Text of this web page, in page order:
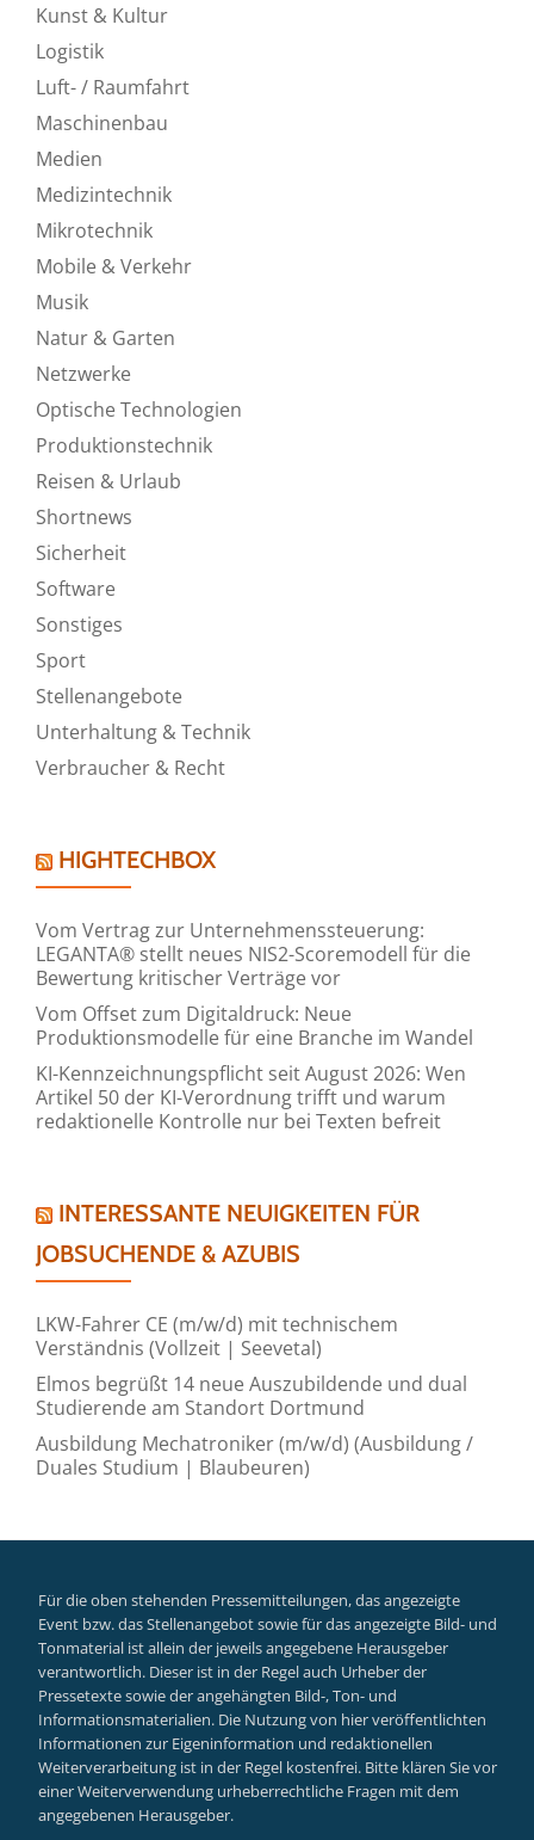
Kunst & Kultur
Logistik
Luft- / Raumfahrt
Maschinenbau
Medien
Medizintechnik
Mikrotechnik
Mobile & Verkehr
Musik
Natur & Garten
Netzwerke
Optische Technologien
Produktionstechnik
Reisen & Urlaub
Shortnews
Sicherheit
Software
Sonstiges
Sport
Stellenangebote
Unterhaltung & Technik
Verbraucher & Recht
HIGHTECHBOX
Vom Vertrag zur Unternehmenssteuerung:
LEGANTA® stellt neues NIS2-Scoremodell für die
Bewertung kritischer Verträge vor
Vom Offset zum Digitaldruck: Neue
Produktionsmodelle für eine Branche im Wandel
KI-Kennzeichnungspflicht seit August 2026: Wen
Artikel 50 der KI-Verordnung trifft und warum
redaktionelle Kontrolle nur bei Texten befreit
INTERESSANTE NEUIGKEITEN FÜR
JOBSUCHENDE & AZUBIS
LKW-Fahrer CE (m/w/d) mit technischem
Verständnis (Vollzeit | Seevetal)
Elmos begrüßt 14 neue Auszubildende und dual
Studierende am Standort Dortmund
Ausbildung Mechatroniker (m/w/d) (Ausbildung /
Duales Studium | Blaubeuren)
Für die oben stehenden Pressemitteilungen, das angezeigte
Event bzw. das Stellenangebot sowie für das angezeigte Bild- und
Tonmaterial ist allein der jeweils angegebene Herausgeber
verantwortlich. Dieser ist in der Regel auch Urheber der
Pressetexte sowie der angehängten Bild-, Ton- und
Informationsmaterialien. Die Nutzung von hier veröffentlichten
Informationen zur Eigeninformation und redaktionellen
Weiterverarbeitung ist in der Regel kostenfrei. Bitte klären Sie vor
einer Weiterverwendung urheberrechtliche Fragen mit dem
angegebenen Herausgeber.